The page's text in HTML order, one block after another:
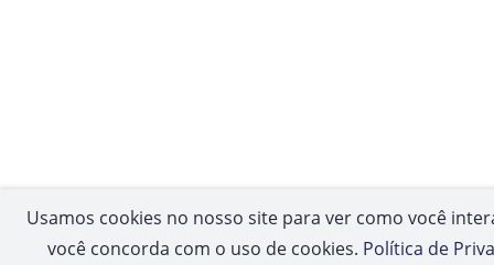
Usamos cookies no nosso site para ver como você
você concorda com o uso de cookies. Política de